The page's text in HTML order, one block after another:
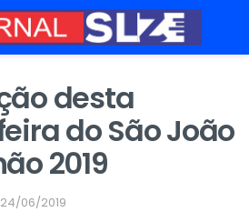
desta
do São João
2019
24/06/2019